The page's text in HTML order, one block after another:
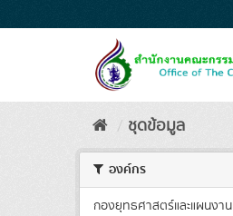
to
ชุดข้อมูล
องค์กร
กองยุทธศาสตร์และแผนงาน